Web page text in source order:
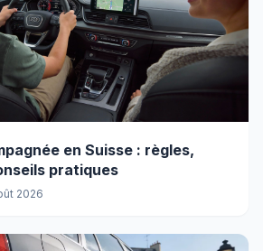
en Suisse : règles,
pratiques
2026